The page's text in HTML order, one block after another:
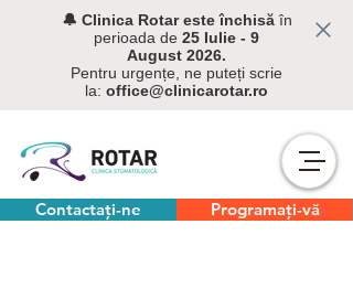
🔔 Clinica Rotar este închisăîn
perioada de 25 Iulie - 9
August 2026.
Pentru urgențe, ne puteți scrie
la: office@clinicarotar.ro
Contactați-ne Programați-vă